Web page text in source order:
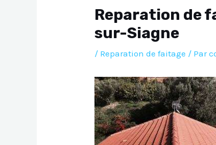
Reparation de
sur-Siagne
/ Reparation de faitage / Par